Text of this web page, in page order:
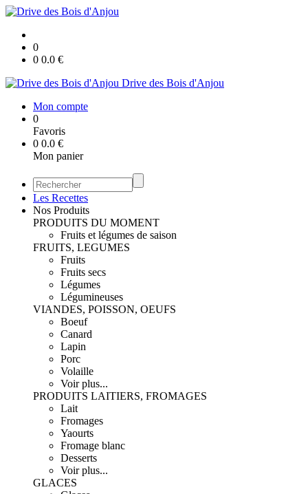
0
0 0.0 €
Drive des Bois d'Anjou
Mon compte
0
Favoris
0 0.0 €
Mon panier
Les Recettes
Nos Produits
PRODUITS DU MOMENT
Fruits et légumes de saison
FRUITS, LEGUMES
Fruits
Fruits secs
Légumes
Légumineuses
VIANDES, POISSON, OEUFS
Boeuf
Canard
Lapin
Porc
Volaille
Voir plus...
PRODUITS LAITIERS, FROMAGES
Lait
Fromages
Yaourts
Fromage blanc
Desserts
Voir plus...
GLACES